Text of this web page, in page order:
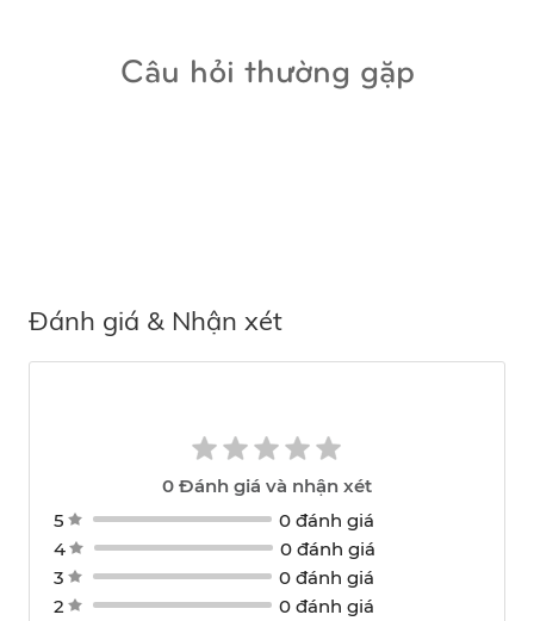
Câu hỏi thường gặp
Đánh giá & Nhận xét
0 Đánh giá và nhận xét
5
0 đánh giá
4
0 đánh giá
3
0 đánh giá
2
0 đánh giá